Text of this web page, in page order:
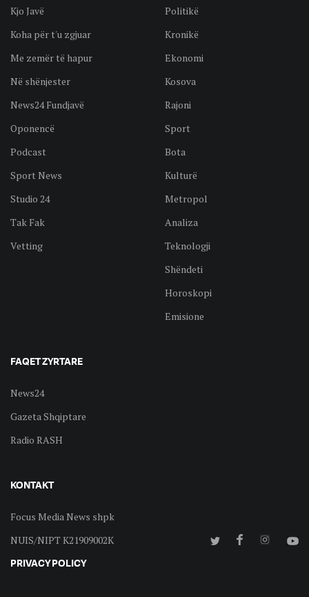
Kjo Javë
Koha për t'u zgjuar
Me zemër të hapur
Në shënjester
News24 Fundjavë
Oponencë
Podcast
Sport News
Studio 24
Tak Fak
Vetting
Politikë
Kronikë
Ekonomi
Kosova
Rajoni
Sport
Bota
Kulturë
Metropol
Analiza
Teknologji
Shëndeti
Horoskopi
Emisione
FAQET ZYRTARE
News24
Gazeta Shqiptare
Radio RASH
KONTAKT
Focus Media News shpk
NUIS/NIPT K21909002K
PRIVACY POLICY